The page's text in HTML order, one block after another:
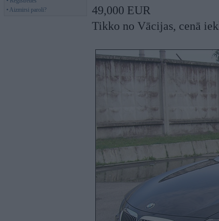
• Aizmirsi paroli?
49,000 EUR
Tikko no Vācijas, cenā